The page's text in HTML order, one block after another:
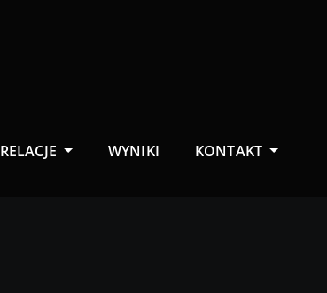
RELACJE WYNIKI KONTAKT